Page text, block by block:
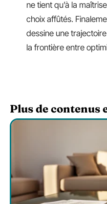
ne tient qu’à la
choix affûtés.
dessine une
la frontière entre
Plus de contenus